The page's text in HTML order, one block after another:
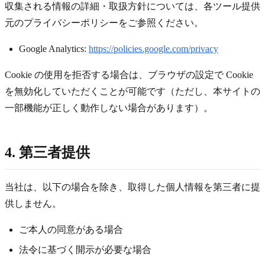
収集される情報の詳細・取扱方針については、各ツール提供
元のプライバシーポリシーをご参照ください。
Google Analytics: https://policies.google.com/privacy
Cookie の使用を拒否する場合は、ブラウザの設定で Cookie
を無効化していただくことが可能です（ただし、本サイトの
一部機能が正しく動作しない場合があります）。
4. 第三者提供
当社は、以下の場合を除き、取得した個人情報を第三者に提
供しません。
ご本人の同意がある場合
法令に基づく開示が必要な場合